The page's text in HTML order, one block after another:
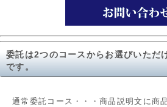
委託は2つのコースからお選びいただ
です。
通常委託コース・・・商品説明文に商